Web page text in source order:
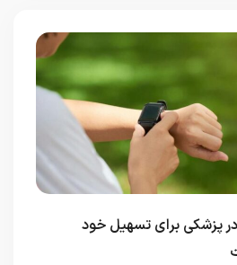
پزشکی برای تسهیل خود